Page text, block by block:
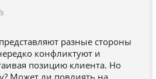
разные стороны
конфликтуют и
позицию клиента. Но
Может ли повлиять на